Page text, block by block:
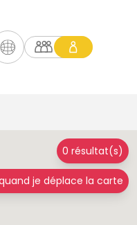
0 résultat(s)
je déplace la carte